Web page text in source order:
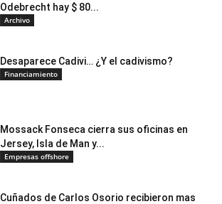
Odebrecht hay $ 80...
Archivo
Desaparece Cadivi… ¿Y el cadivismo?
Financiamiento
Mossack Fonseca cierra sus oficinas en
Jersey, Isla de Man y...
Empresas offshore
Cuñados de Carlos Osorio recibieron mas